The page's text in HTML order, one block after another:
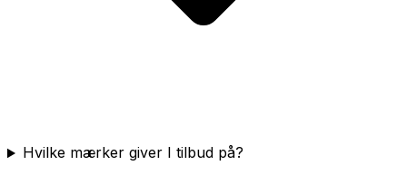
Hvilke mærker giver I tilbud på?